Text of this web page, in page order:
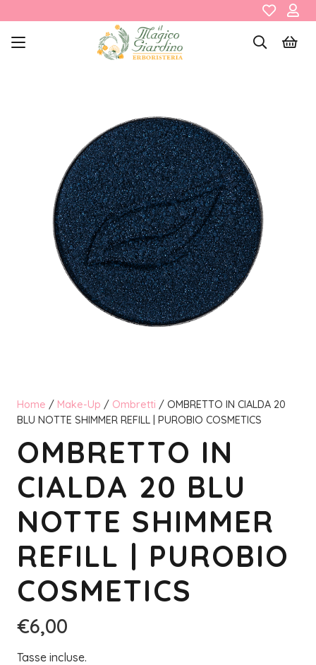
Home / Make-Up / Ombretti / OMBRETTO IN CIALDA 20
BLU NOTTE SHIMMER REFILL | PUROBIO COSMETICS
OMBRETTO IN
CIALDA 20 BLU
NOTTE SHIMMER
REFILL | PUROBIO
COSMETICS
€6,00
Tasse incluse.